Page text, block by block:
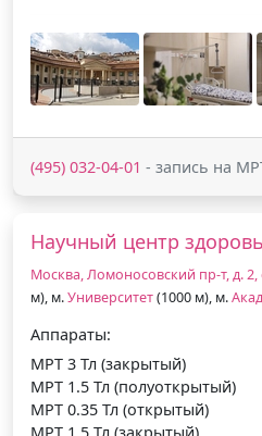
(495) 032-04-01 - запись на
Научный центр
Москва, Ломоносовский пр-т, д. 2,
м), м.Университет(1000 м), м.
Аппараты:
МРТ 3 Тл (закрытый)
МРТ 1.5 Тл (полуоткрытый)
МРТ 0.35 Тл (открытый)